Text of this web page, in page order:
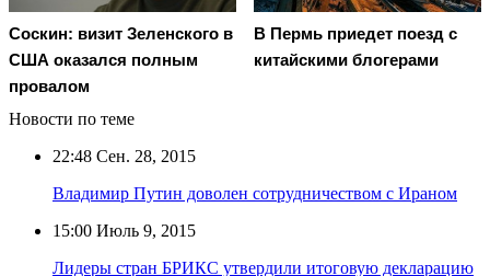
Соскин: визит Зеленского в
США оказался полным
провалом
В Пермь приедет поезд с
китайскими блогерами
Новости по теме
22:48 Сен. 28, 2015
Владимир Путин доволен сотрудничеством с Ираном
15:00 Июль 9, 2015
Лидеры стран БРИКС утвердили итоговую декларацию